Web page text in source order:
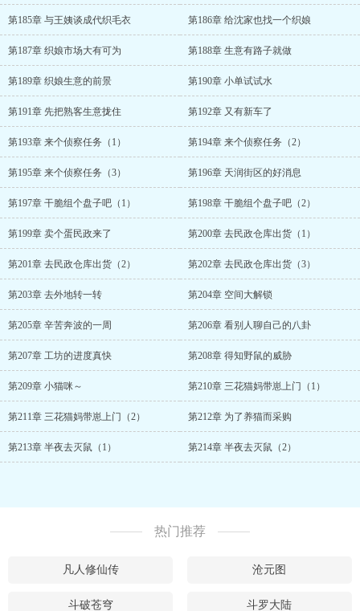
第185章 与王姨谈成代织毛衣 第186章 给沈家也找一个织娘
第187章 织娘市场大有可为 第188章 生意有路子就做
第189章 织娘生意的前景 第190章 小单试试水
第191章 先把熟客生意拢住 第192章 又有新车了
第193章 来个侦察任务（1） 第194章 来个侦察任务（2）
第195章 来个侦察任务（3） 第196章 天润街区的好消息
第197章 干脆组个盘子吧（1） 第198章 干脆组个盘子吧（2）
第199章 卖个蛋民政来了 第200章 去民政仓库出货（1）
第201章 去民政仓库出货（2） 第202章 去民政仓库出货（3）
第203章 去外地转一转 第204章 空间大解锁
第205章 辛苦奔波的一周 第206章 看别人聊自己的八卦
第207章 工坊的进度真快 第208章 得知野鼠的威胁
第209章 小猫咪～ 第210章 三花猫妈带崽上门（1）
第211章 三花猫妈带崽上门（2） 第212章 为了养猫而采购
第213章 半夜去灭鼠（1） 第214章 半夜去灭鼠（2）
热门推荐
凡人修仙传 沧元图
斗破苍穹 斗罗大陆